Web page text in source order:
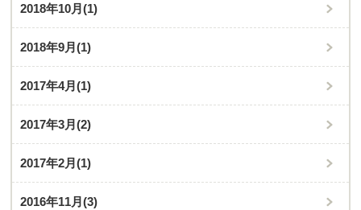
2018年10月(1)
2018年9月(1)
2017年4月(1)
2017年3月(2)
2017年2月(1)
2016年11月(3)